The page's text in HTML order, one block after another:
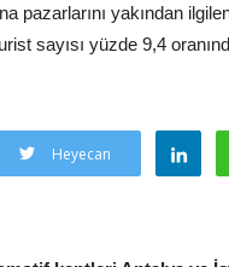
pazarlarını yakından
sayısı yüzde 9,4
Heyecan